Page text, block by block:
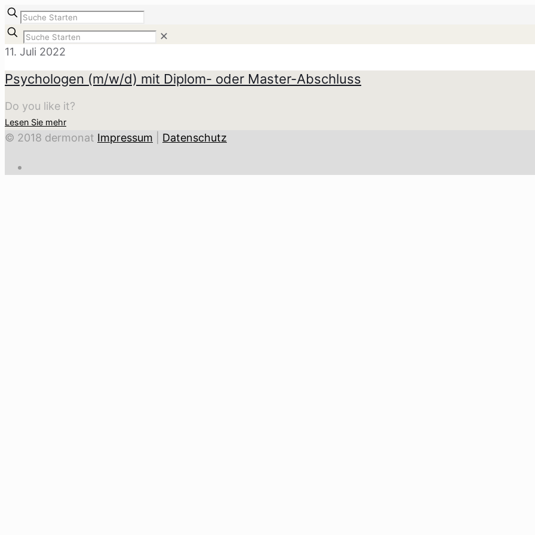
✕
11. Juli 2022
Psychologen (m/w/d) mit Diplom- oder Master-Abschluss
Do you like it?
Lesen Sie mehr
© 2018 dermonat Impressum Datenschutz